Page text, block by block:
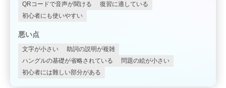
QRコードで音声が聞ける
復習に適している
初心者にも使いやすい
悪い点
文字が小さい
助詞の説明が複雑
ハングルの基礎が省略されている
問題の絵が小さい
初心者には難しい部分がある